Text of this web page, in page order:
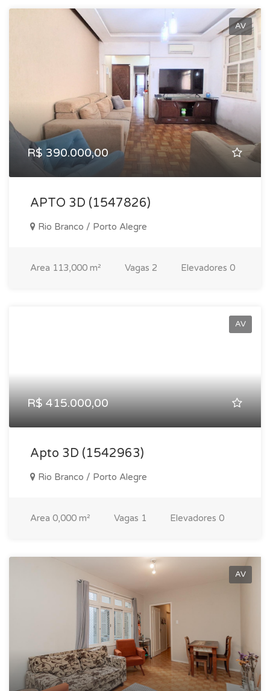
AV
R$ 390.000,00
APTO 3D (1547826)
Rio Branco / Porto Alegre
Area 113,000 m² Vagas 2 Elevadores 0
AV
R$ 415.000,00
Apto 3D (1542963)
Rio Branco / Porto Alegre
Area 0,000 m² Vagas 1 Elevadores 0
AV